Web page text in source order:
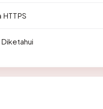
HTTPS